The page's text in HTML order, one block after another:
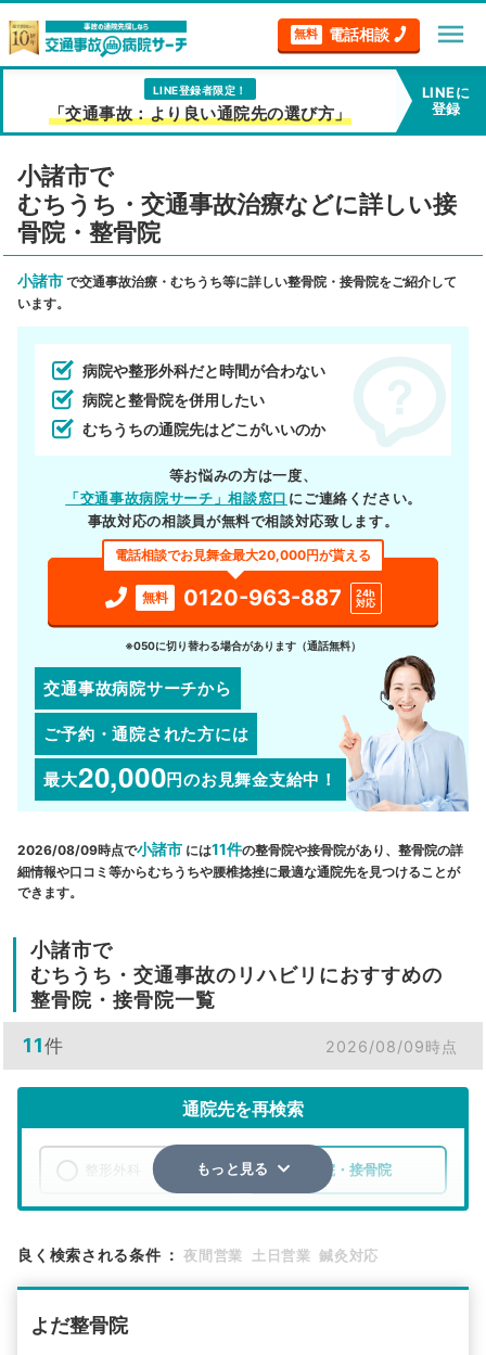
無料 電話相談 menu
LINE登録者限定！
「交通事故：より良い通院先の選び方」
LINEに
登録
小諸市で
むちうち・交通事故治療などに詳しい接
骨院・整骨院
小諸市 で交通事故治療・むちうち等に詳しい整骨院・接骨院をご紹介して
います。
病院や整形外科だと時間が合わない
病院と整骨院を併用したい
むちうちの通院先はどこがいいのか
等お悩みの方は一度、
「交通事故病院サーチ」相談窓口 にご連絡ください。
事故対応の相談員が無料で相談対応致します。
電話相談でお見舞金最大20,000円が貰える
無料 0120-963-887
24h
対応
※050に切り替わる場合があります（通話無料）
交通事故病院サーチから
ご予約・通院された方には
最大20,000円のお見舞金支給中！
2026/08/09時点で小諸市 には11件の整骨院や接骨院があり、整骨院の詳
細情報や口コミ等からむちうちや腰椎捻挫に最適な通院先を見つけることが
できます。
小諸市で
むちうち・交通事故のリハビリにおすすめの
整骨院・接骨院一覧
11件 2026/08/09時点
通院先を再検索
整骨院・接骨院
検索する
もっと見る
良く検索される条件 ： 夜間営業 土日営業 鍼灸対応
よだ整骨院